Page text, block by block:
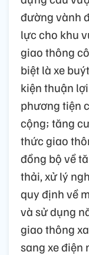
đường vành
lực cho khu
giao thông
biệt là xe
kiện thuận
phương tiện
cộng; tăng
thức giao
đồng bộ về
thải, xử lý
quy định về
và sử dụng
giao thông
sang xe điện